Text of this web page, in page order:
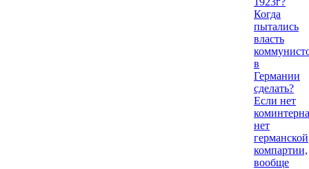
Когда
пытались
власть
в
Германии
сделать?
Если нет
нет
германской
компартии,
вообще